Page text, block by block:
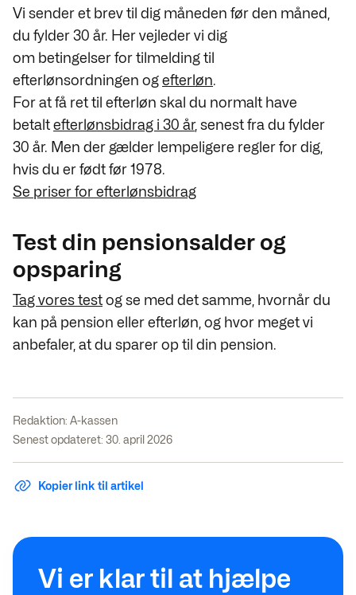
Vi sender et brev til dig måneden før den måned,
du fylder 30 år. Her vejleder vi dig
om betingelser for tilmelding til
efterlønsordningen ogefterløn.
For at få ret til efterløn skal du normalt have
betaltefterlønsbidrag i 30 år, senest fra du fylder
30 år. Men der gælder lempeligere regler for dig,
hvis du er født før 1978.
Se priser for efterlønsbidrag
Test din pensionsalder og
opsparing
Tag vores testog se med det samme, hvornår du
kan på pension eller efterløn, og hvor meget vi
anbefaler, at du sparer op til din pension.
Redaktion: A-kassen
Senest opdateret: 30. april 2026
Kopier link til artikel
Vi er klar til at hjælpe